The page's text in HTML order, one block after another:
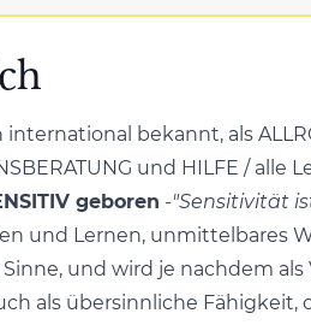
bekannt, als
und HILFE / alle
geboren -"Sensitivität
und Lernen, unmittelbares
und wird je nachdem
als übersinnliche